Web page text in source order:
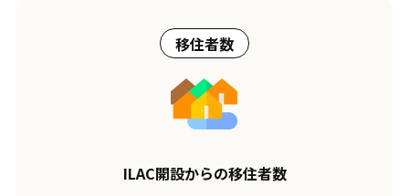
移住者数
ILAC開設からの移住者数